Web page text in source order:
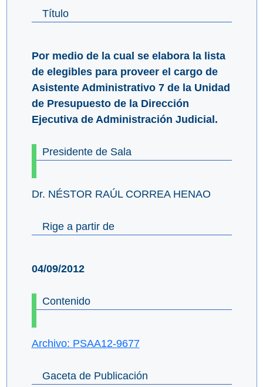
Título
Por medio de la cual se elabora la lista
de elegibles para proveer el cargo de
Asistente Administrativo 7 de la Unidad
de Presupuesto de la Dirección
Ejecutiva de Administración Judicial.
Presidente de Sala
Dr. NÉSTOR RAÚL CORREA HENAO
Rige a partir de
04/09/2012
Contenido
Archivo: PSAA12-9677
Gaceta de Publicación